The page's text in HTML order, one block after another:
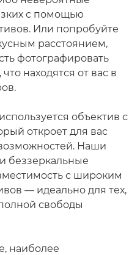
с помощью
Или попробуйте
расстоянием,
фотографировать
находятся от вас в
объектив с
откроет для вас
Наши
беззеркальные
с широким
— идеально для тех,
свободы
наиболее